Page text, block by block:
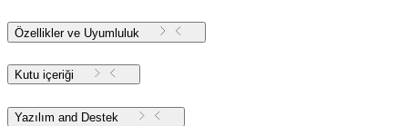
Özellikler ve Uyumluluk
Kutu içeriği
Yazılım and Destek